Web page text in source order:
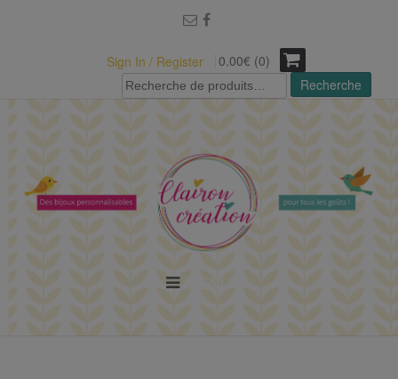
Sign In / Register
0.00€ (0)
Recherche
pour :
Recherche